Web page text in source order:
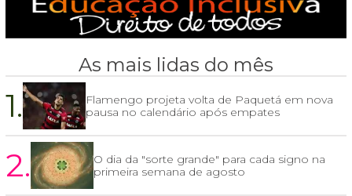
As mais lidas do mês
1.
Flamengo projeta volta de Paquetá em nova
pausa no calendário após empates
2.
O dia da "sorte grande" para cada signo na
primeira semana de agosto